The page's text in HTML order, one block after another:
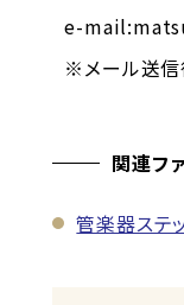
e-
※メール送信
関連フ
管楽器ステ